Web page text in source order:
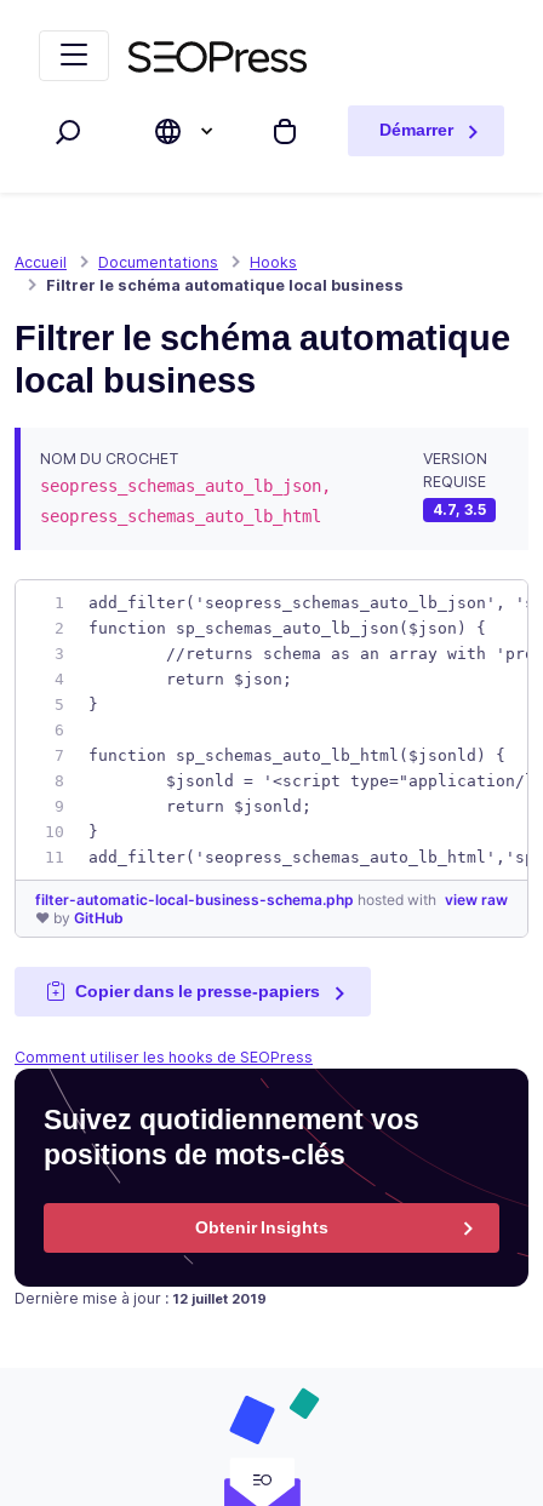
Rechercher Mon panier
Démarrer
Accueil Documentations
Hooks
Filtrer le schéma automatique local business
Filtrer le schéma automatique
local business
NOM DU CROCHET
seopress_schemas_auto_lb_json,
seopress_schemas_auto_lb_html
VERSION
REQUISE
4.7, 3.5
add_filter('seopress_schemas_auto_lb_json',
function sp_schemas_auto_lb_json($json) {
//returns schema as an array with
	return $json;
}
function sp_schemas_auto_lb_html($jsonld) {
$jsonld = '<script type="application/
	return $jsonld;
}
view raw
filter-automatic-local-business-schema.php hosted with
❤ by GitHub
Copier dans le presse-papiers
Comment utiliser les hooks de SEOPress
Suivez quotidiennement vos
positions de mots-clés
Obtenir Insights
Dernière mise à jour : Publié le
12 juillet 2019